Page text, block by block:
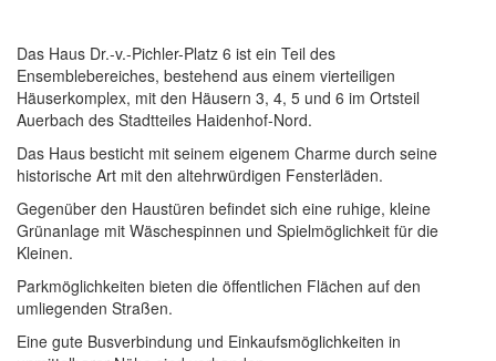
Das Haus Dr.-v.-Pichler-Platz 6 ist ein Teil des
Ensemblebereiches, bestehend aus einem vierteiligen
Häuserkomplex, mit den Häusern 3, 4, 5 und 6 im Ortsteil
Auerbach des Stadtteiles Haidenhof-Nord.
Das Haus besticht mit seinem eigenem Charme durch seine
historische Art mit den altehrwürdigen Fensterläden.
Gegenüber den Haustüren befindet sich eine ruhige, kleine
Grünanlage mit Wäschespinnen und Spielmöglichkeit für die
Kleinen.
Parkmöglichkeiten bieten die öffentlichen Flächen auf den
umliegenden Straßen.
Eine gute Busverbindung und Einkaufsmöglichkeiten in